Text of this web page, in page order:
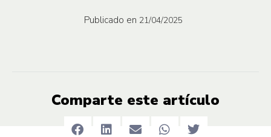
Publicado en 21/04/2025
Comparte este artículo